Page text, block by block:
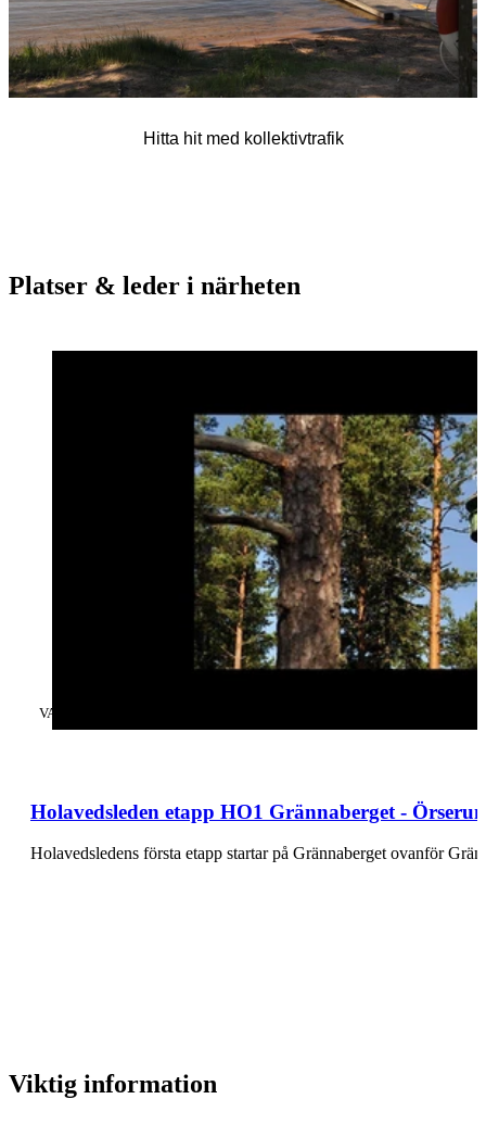
Hitta hit med kollektivtrafik
Platser & leder i närheten
Holavedsleden etapp HO1 Grännaberget -
KATEGORI
VANDRING
Holavedsledens första etapp startar på Grännaberget ovanför
Viktig information